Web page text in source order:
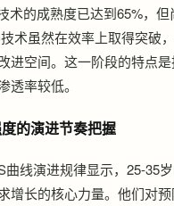
术的成熟度已达到65%，但
术虽然在效率上取得突破
进空间。这一阶段的特点
透率较低。
的演进节奏把握
曲线演进规律显示，25-35
增长的核心力量。他们对